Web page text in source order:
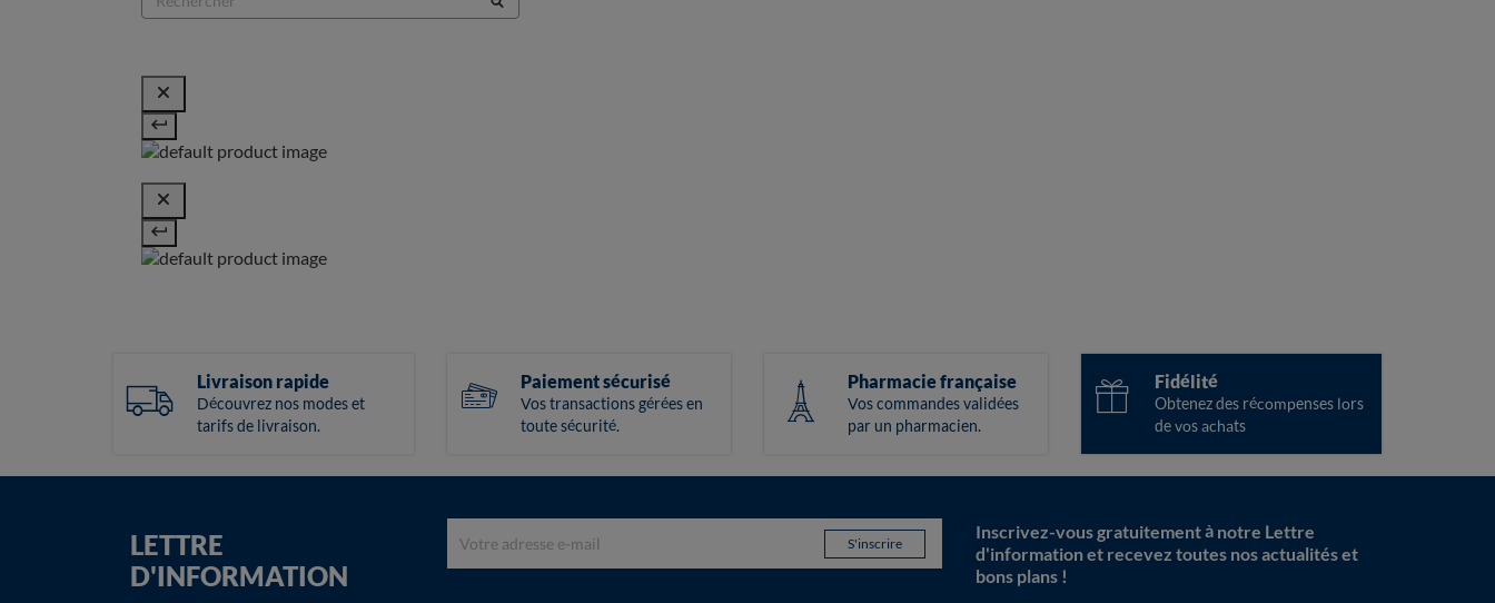
Livraison rapide
Découvrez nos modes et
tarifs de livraison.
Paiement sécurisé
Vos transactions gérées en
toute sécurité.
Pharmacie française
Vos commandes validées
par un pharmacien.
Fidélité
Obtenez des récompenses lors
de vos achats
LETTRE
D'INFORMATION
Inscrivez-vous gratuitement à notre Lettre
d'information et recevez toutes nos actualités et
bons plans !